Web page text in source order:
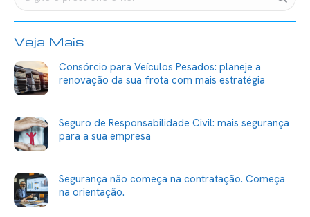
Veja Mais
Consórcio para Veículos Pesados: planeje a
renovação da sua frota com mais estratégia
Seguro de Responsabilidade Civil: mais segurança
para a sua empresa
Segurança não começa na contratação. Começa
na orientação.